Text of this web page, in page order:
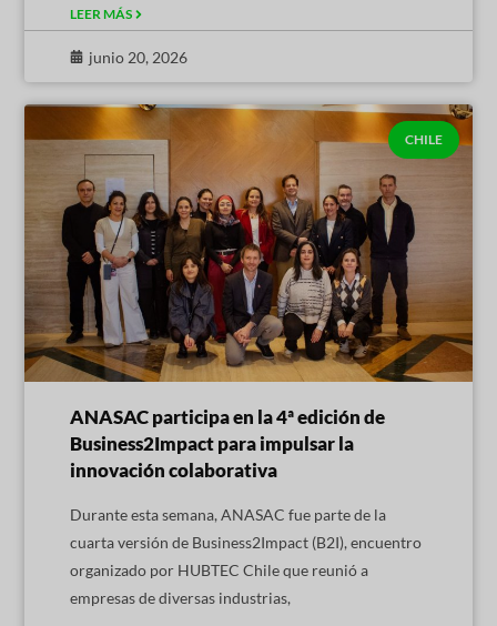
LEER MÁS
junio 20, 2026
CHILE
ANASAC participa en la 4ª edición de
Business2Impact para impulsar la
innovación colaborativa
Durante esta semana, ANASAC fue parte de la
cuarta versión de Business2Impact (B2I), encuentro
organizado por HUBTEC Chile que reunió a
empresas de diversas industrias,